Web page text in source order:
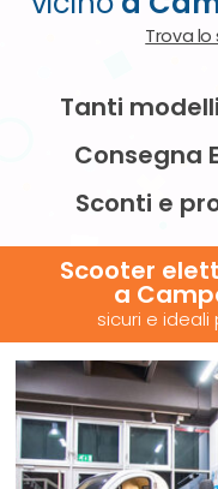
Trova
Tanti modelli
Consegna
Sconti e
Scooter
a
sicuri e